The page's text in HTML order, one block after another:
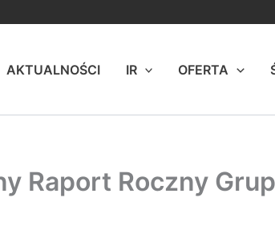
AKTUALNOŚCI IR OFERTA
Raport Roczny